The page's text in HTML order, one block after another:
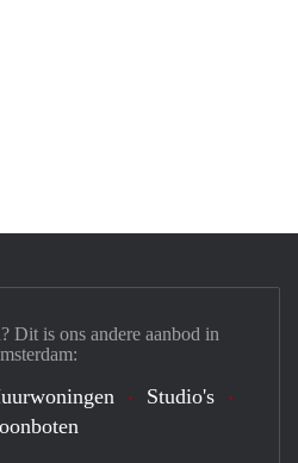
Dit is ons andere aanbod in
Studio's